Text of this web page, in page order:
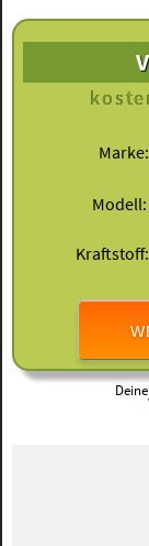
Marke:
Modell:
Kraftstoff: